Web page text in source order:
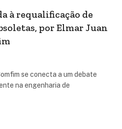
à requalificação de
por Elmar Juan
se conecta a um debate
na engenharia de